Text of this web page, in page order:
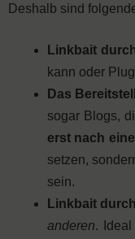
Deshalb sind
Linkbait
kann oder
Das
sogar Blogs,
erst nach
setzen,
sein.
Linkbait
anderen.